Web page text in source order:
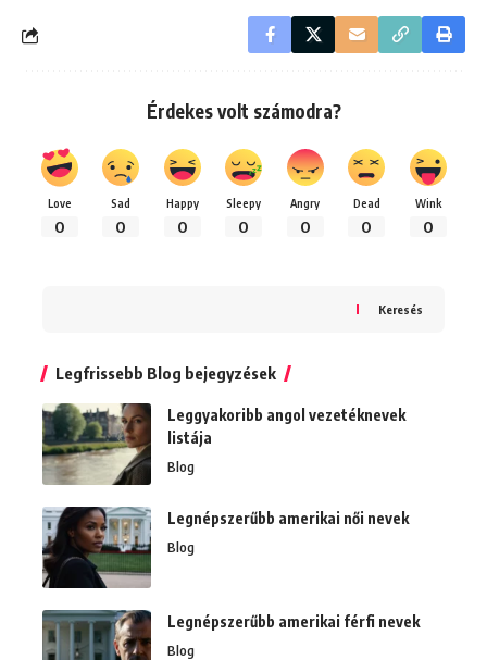
Érdekes volt számodra?
Love
0
Sad
0
Happy
0
Sleepy
0
Angry
0
Dead
0
Wink
0
Keresés
Legfrissebb Blog bejegyzések
Leggyakoribb angol vezetéknevek
listája
Blog
Legnépszerűbb amerikai női nevek
Blog
Legnépszerűbb amerikai férfi nevek
Blog